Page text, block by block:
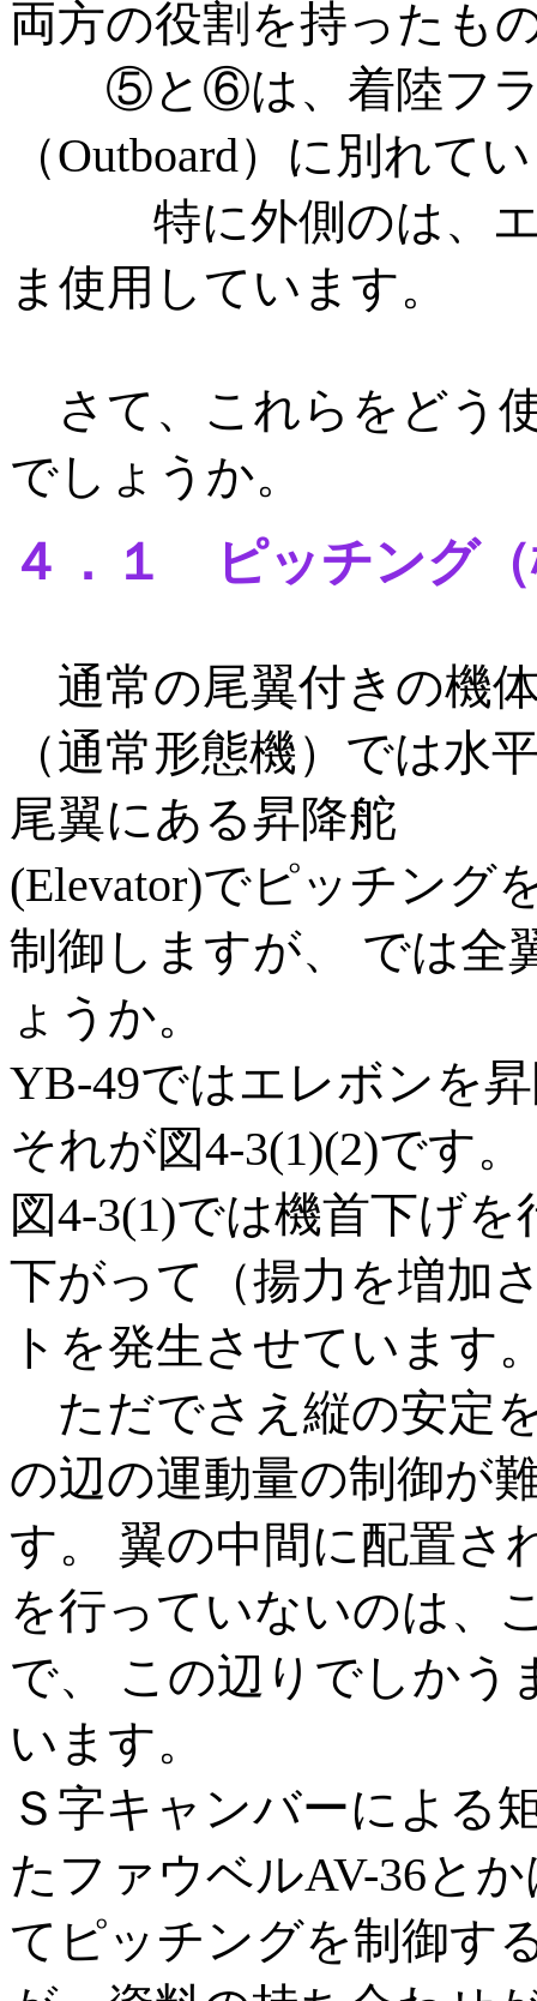
両方の役割を持ったも
⑤と⑥は、着陸フラ
（Outboard）に別れて
特に外側のは、エ
ま使用しています。
さて、これらをどう
でしょうか。
４．１ ピッチング
通常の尾翼付きの機
（通常形態機）では水
尾翼にある昇降舵
(Elevator)でピッチング
制御しますが、 では全
ょうか。
YB-49ではエレボンを
それが図4-3(1)(2)です。
図4-3(1)では機首下げ
下がって（揚力を増加
トを発生させています
ただでさえ縦の安定
の辺の運動量の制御が
す。 翼の中間に配置さ
を行っていないのは、
で、 この辺りでしかう
います。
Ｓ字キャンバーによる
たファウベルAV-36と
てピッチングを制御す